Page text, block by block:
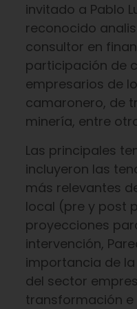
invitado a Pablo
reconocido
consultor en
participación de
empresarios de
camaronero, de
minería, entre
Las principales
incluyeron las
más relevantes
local (pre y post
proyecciones
intervención,
importancia de
del sector
transformación e